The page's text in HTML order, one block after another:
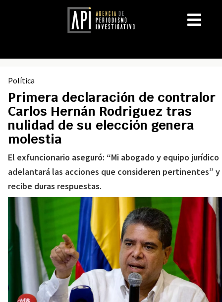
Política
Primera declaración de contralor
Carlos Hernán Rodriguez tras
nulidad de su elección genera
molestia
El exfuncionario aseguró: “Mi abogado y equipo jurídico
adelantará las acciones que consideren pertinentes” y
recibe duras respuestas.